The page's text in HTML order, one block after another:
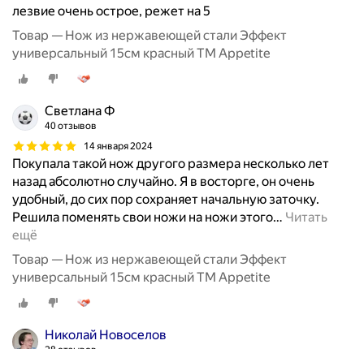
лезвие очень острое, режет на 5
Товар — Нож из нержавеющей стали Эффект
универсальный 15см красный ТМ Appetite
Светлана Ф
40 отзывов
14 января 2024
Покупала такой нож другого размера несколько лет
назад абсолютно случайно. Я в восторге, он очень
удобный, до сих пор сохраняет начальную заточку.
Решила поменять свои ножи на ножи этого… Читать
ещё
Товар — Нож из нержавеющей стали Эффект
универсальный 15см красный ТМ Appetite
Николай Новоселов